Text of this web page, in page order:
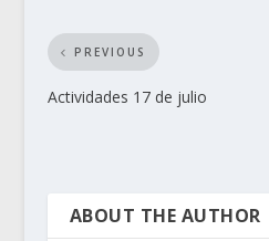
PREVIOUS
Actividades 17 de julio
ABOUT THE AUTHOR